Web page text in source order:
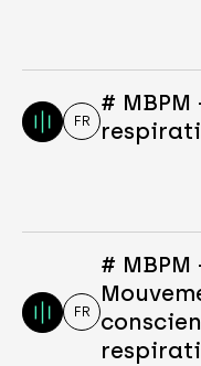
FR
# MBPM
FR
# MBPM